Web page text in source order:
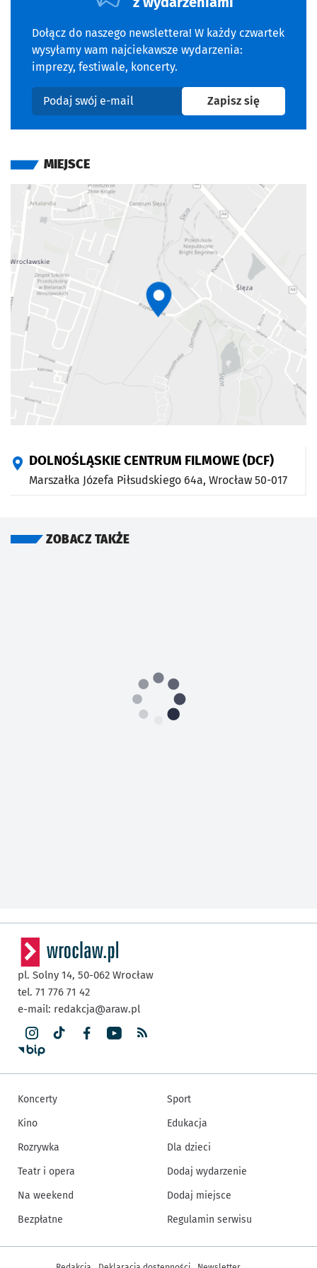
czują się rozumiane i zaopiekowane. „Młode matki” to
braci o tych, którzy zwykle nie mają głosu. Realizm
historii łączy się tu z nutą nadziei związaną z wartościami
takimi jak solidarność czy wsparcie. Film, oparty na
obserwacjach z autentycznego ośrodka pomocy, obrazuje
ich walkę o lepszą przyszłość dla siebie i swoich dzieci.
Dołącz do naszego newslettera! W każdy czwartek
wysyłamy wam najciekawsze wydarzenia:
imprezy, festiwale, koncerty.
Podaj swój e-mail
Zapisz sięna
MIEJSCE
DOLNOŚLĄSKIE CENTRUM FILMOWE (DCF)
Marszałka Józefa Piłsudskiego 64a, Wrocław 50-017
ZOBACZ TAKŻE
pl. Solny 14, 50-062 Wrocław
tel. 71 776 71 42
e-mail: redakcja@araw.pl
Koncerty
Kino
Rozrywka
Teatr i opera
Na weekend
Bezpłatne
Sport
Edukacja
Dla dzieci
Dodaj wydarzenie
Dodaj miejsce
Regulamin serwisu
Inne informacje